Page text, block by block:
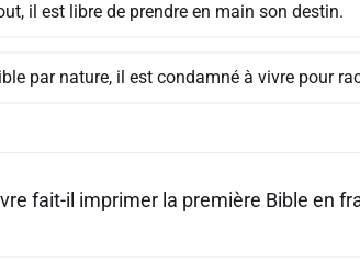
il est libre de prendre en main son destin.
par nature, il est condamné à vivre pour
fait-il imprimer la première Bible en